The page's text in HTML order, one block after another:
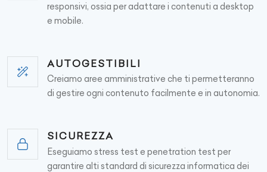
responsivi, ossia per adattare i contenuti a desktop
e mobile.
AUTOGESTIBILI
Creiamo aree amministrative che ti permetteranno
di gestire ogni contenuto facilmente e in autonomia.
SICUREZZA
Eseguiamo stress test e penetration test per
garantire alti standard di sicurezza informatica dei